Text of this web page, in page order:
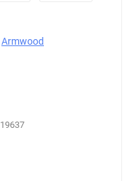
Armwood
19637